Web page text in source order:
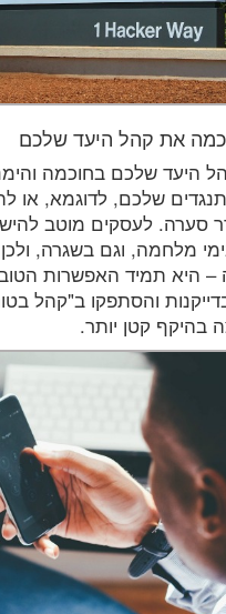
את קהל היעד שלכם
היעד שלכם בחוכמה
שלכם, לדוגמא, או
סערה. לעסקים מוטב
מלחמה, וגם בשגרה,
– היא תמיד האפשרות
והסתפקו ב"קהל
בהיקף קטן יותר.